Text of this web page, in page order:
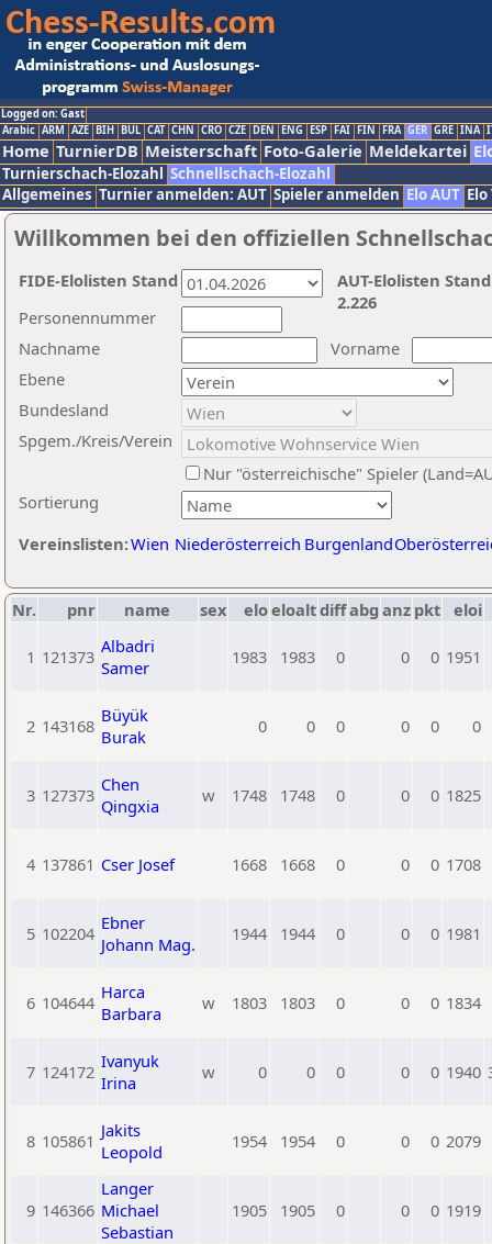
Logged on: Gast
Arabic ARM AZE BIH BUL CAT CHN CRO CZE DEN ENG ESP FAI FIN FRA GER GRE INA
Home TurnierDB Meisterschaft Foto-Galerie Meldekartei
Turnierschach-Elozahl Schnellschach-Elozahl
Allgemeines Turnier anmelden: AUT Spieler anmelden Elo AUT
Willkommen bei den offiziellen
Nachname
Vorname
Ebene
Sortierung
Personennummer
Bundesland
Spgem./Kreis/Verein
Nur "österreichische" Spieler
Vereinslisten:Wien Niederösterreich Burgenland
AUT-Elolisten
2.226
FIDE-Elolisten Stand
Nr. pnr name sex eloeloaltdiffabg anz pkt eloi
1 121373 Albadri
Samer
1983 1983 0 0 0 1951
2 143168 Büyük
Burak
0 0 0 0 0 0
3 127373 Chen
Qingxia
w 1748 1748 0 0 0 1825
4 137861 Cser Josef 1668 1668 0 0 0 1708
5 102204 Ebner
Johann Mag.
1944 1944 0 0 0 1981
6 104644 Harca
Barbara
w 1803 1803 0 0 0 1834
7 124172 Ivanyuk
Irina
w 0 0 0 0 0 1940
8 105861 Jakits
Leopold
1954 1954 0 0 0 2079
9 146366
Langer
Michael
Sebastian
1905 1905 0 0 0 1919